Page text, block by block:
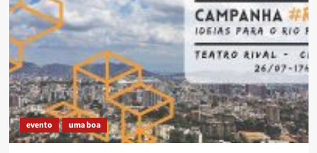
de
Imbariê
evento uma boa